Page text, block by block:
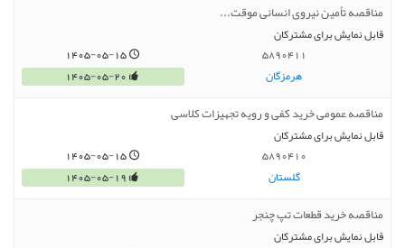
مناقصه تأمین نیروی انسانی موقت...
قابل نمایش برای مشترکان
5890411
هرمزگان
1405-05-15
1405-05-20
مناقصه عمومی خرید کفی و رویه تجهیزات کلاسی
قابل نمایش برای مشترکان
5890410
گلستان
1405-05-15
1405-05-19
مناقصه خرید قطعات تپ چنجر
قابل نمایش برای مشترکان